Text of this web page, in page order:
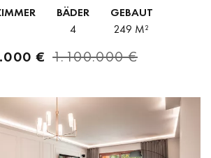
oberhalb der Costa...
BÄDER
4
GEBAUT
249 M²
€ 1.100.000 €